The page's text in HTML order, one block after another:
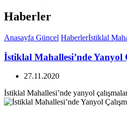
Haberler
Anasayfa Güncel Haberlerİstiklal
İstiklal Mahallesi’nde Yanyol
27.11.2020
İstiklal Mahallesi’nde yanyol